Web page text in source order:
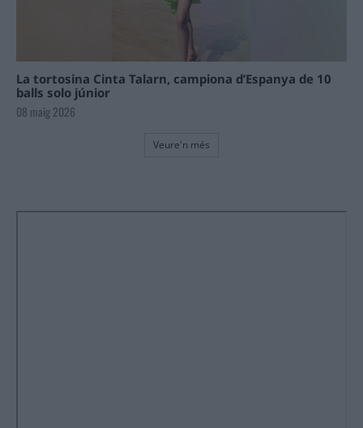
La tortosina Cinta Talarn, campiona d’Espanya de 10
balls solo júnior
08 maig 2026
Veure'n més